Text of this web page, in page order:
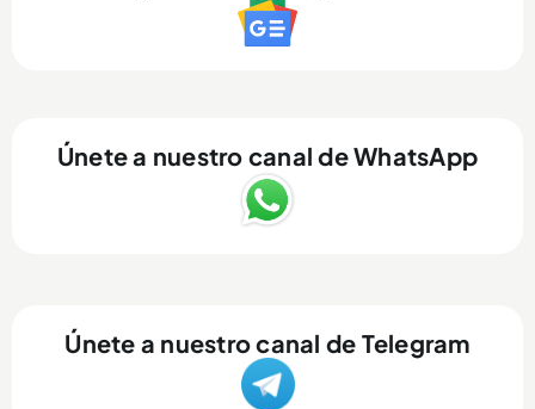
Únete a nuestro canal de WhatsApp
Únete a nuestro canal de Telegram